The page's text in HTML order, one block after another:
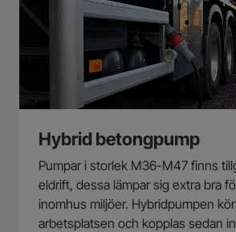
Hybrid betongpump
Pumpar i storlek M36-M47 finns
eldrift, dessa lämpar sig extra bra
inomhus miljöer. Hybridpumpen
arbetsplatsen och kopplas sedan